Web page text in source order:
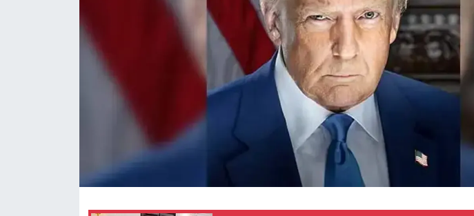
Resmi İlanlar